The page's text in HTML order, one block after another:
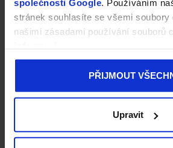
společnosti Google. Používáním
stránek souhlasíte se všemi soubory
našimi zásadami používání souborů
PŘIJMOUT
Upravit